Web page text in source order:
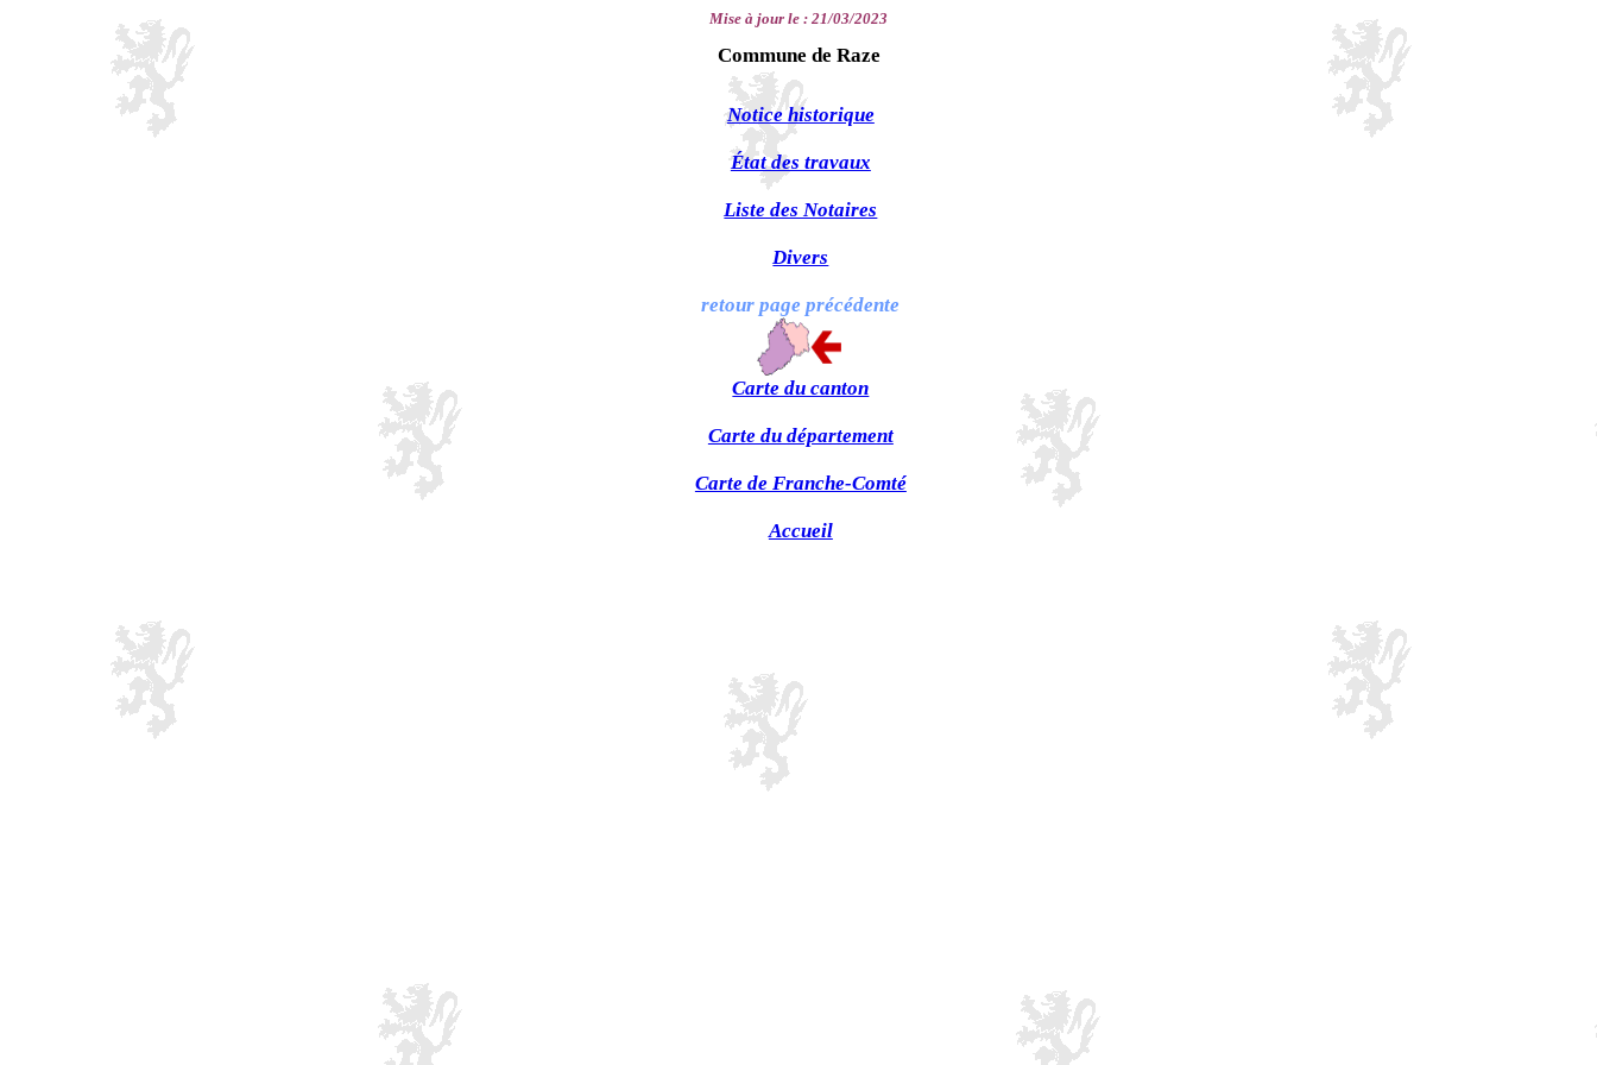
Mise à jour le : 21/03/2023
Commune de Raze
Notice historique
État des travaux
Liste des Notaires
Divers
retour page précédente
Carte du canton
Carte du département
Carte de Franche-Comté
Accueil